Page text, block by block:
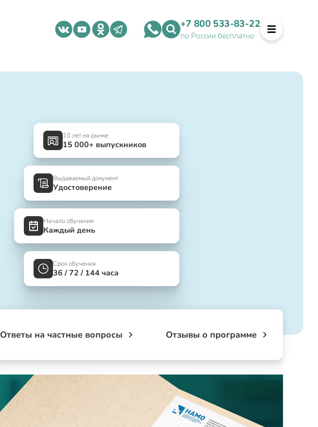
+7 800 533-83-22
по России бесплатно
10 лет на рынке
15 000+ выпускников
Выдаваемый документ
Удостоверение
Начало обучения
Каждый день
Срок обучения
36 / 72 / 144 часа
Ответы на частные вопросы Отзывы о программе